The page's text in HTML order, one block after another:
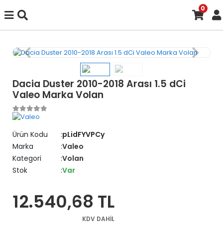
0
Dacia Duster 2010-2018 Arası 1.5 dCi
Valeo Marka Volan
Ürün Kodu
pLidFYVPCy
Marka
Valeo
Kategori
Volan
Stok
Var
12.540,68 TL
KDV DAHİL